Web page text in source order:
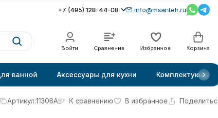
+7 (495) 128-44-08 info@msanteh.ru
Войти Сравнение Избранное Корзина
ванной Аксессуары для кухни Комплектующие
Артикул:11308A К сравнению В избранное